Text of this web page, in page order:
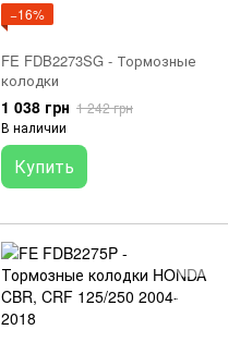
−16%
FE FDB2273SG - Тормозные
колодки
1 038 грн 1 242 грн
В наличии
Купить